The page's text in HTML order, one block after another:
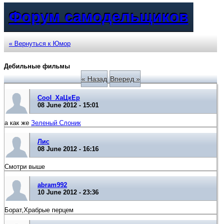
Форум самодельщиков
« Вернуться к Юмор
Дебильные фильмы
« Назад Вперед »
Cool_ХаЦкЕр
08 June 2012 - 15:01
а как же Зеленый Слоник
Лис
08 June 2012 - 16:16
Смотри выше
abram992
10 June 2012 - 23:36
Борат,Храбрые перцем